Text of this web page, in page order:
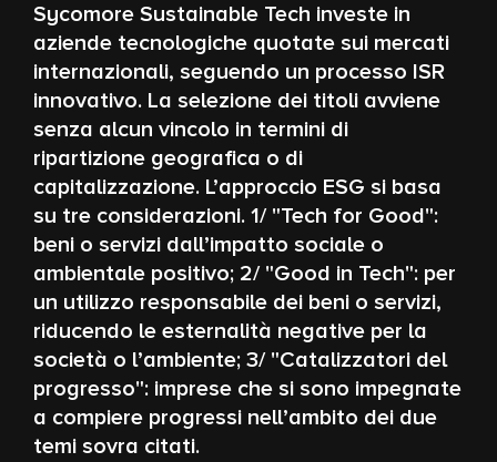
Sycomore Sustainable Tech investe in
aziende tecnologiche quotate sui mercati
internazionali, seguendo un processo ISR
innovativo. La selezione dei titoli avviene
senza alcun vincolo in termini di
ripartizione geografica o di
capitalizzazione. L’approccio ESG si basa
su tre considerazioni. 1/ "Tech for Good":
beni o servizi dall’impatto sociale o
ambientale positivo; 2/ "Good in Tech": per
un utilizzo responsabile dei beni o servizi,
riducendo le esternalità negative per la
società o l’ambiente; 3/ "Catalizzatori del
progresso": imprese che si sono impegnate
a compiere progressi nell’ambito dei due
temi sovra citati.